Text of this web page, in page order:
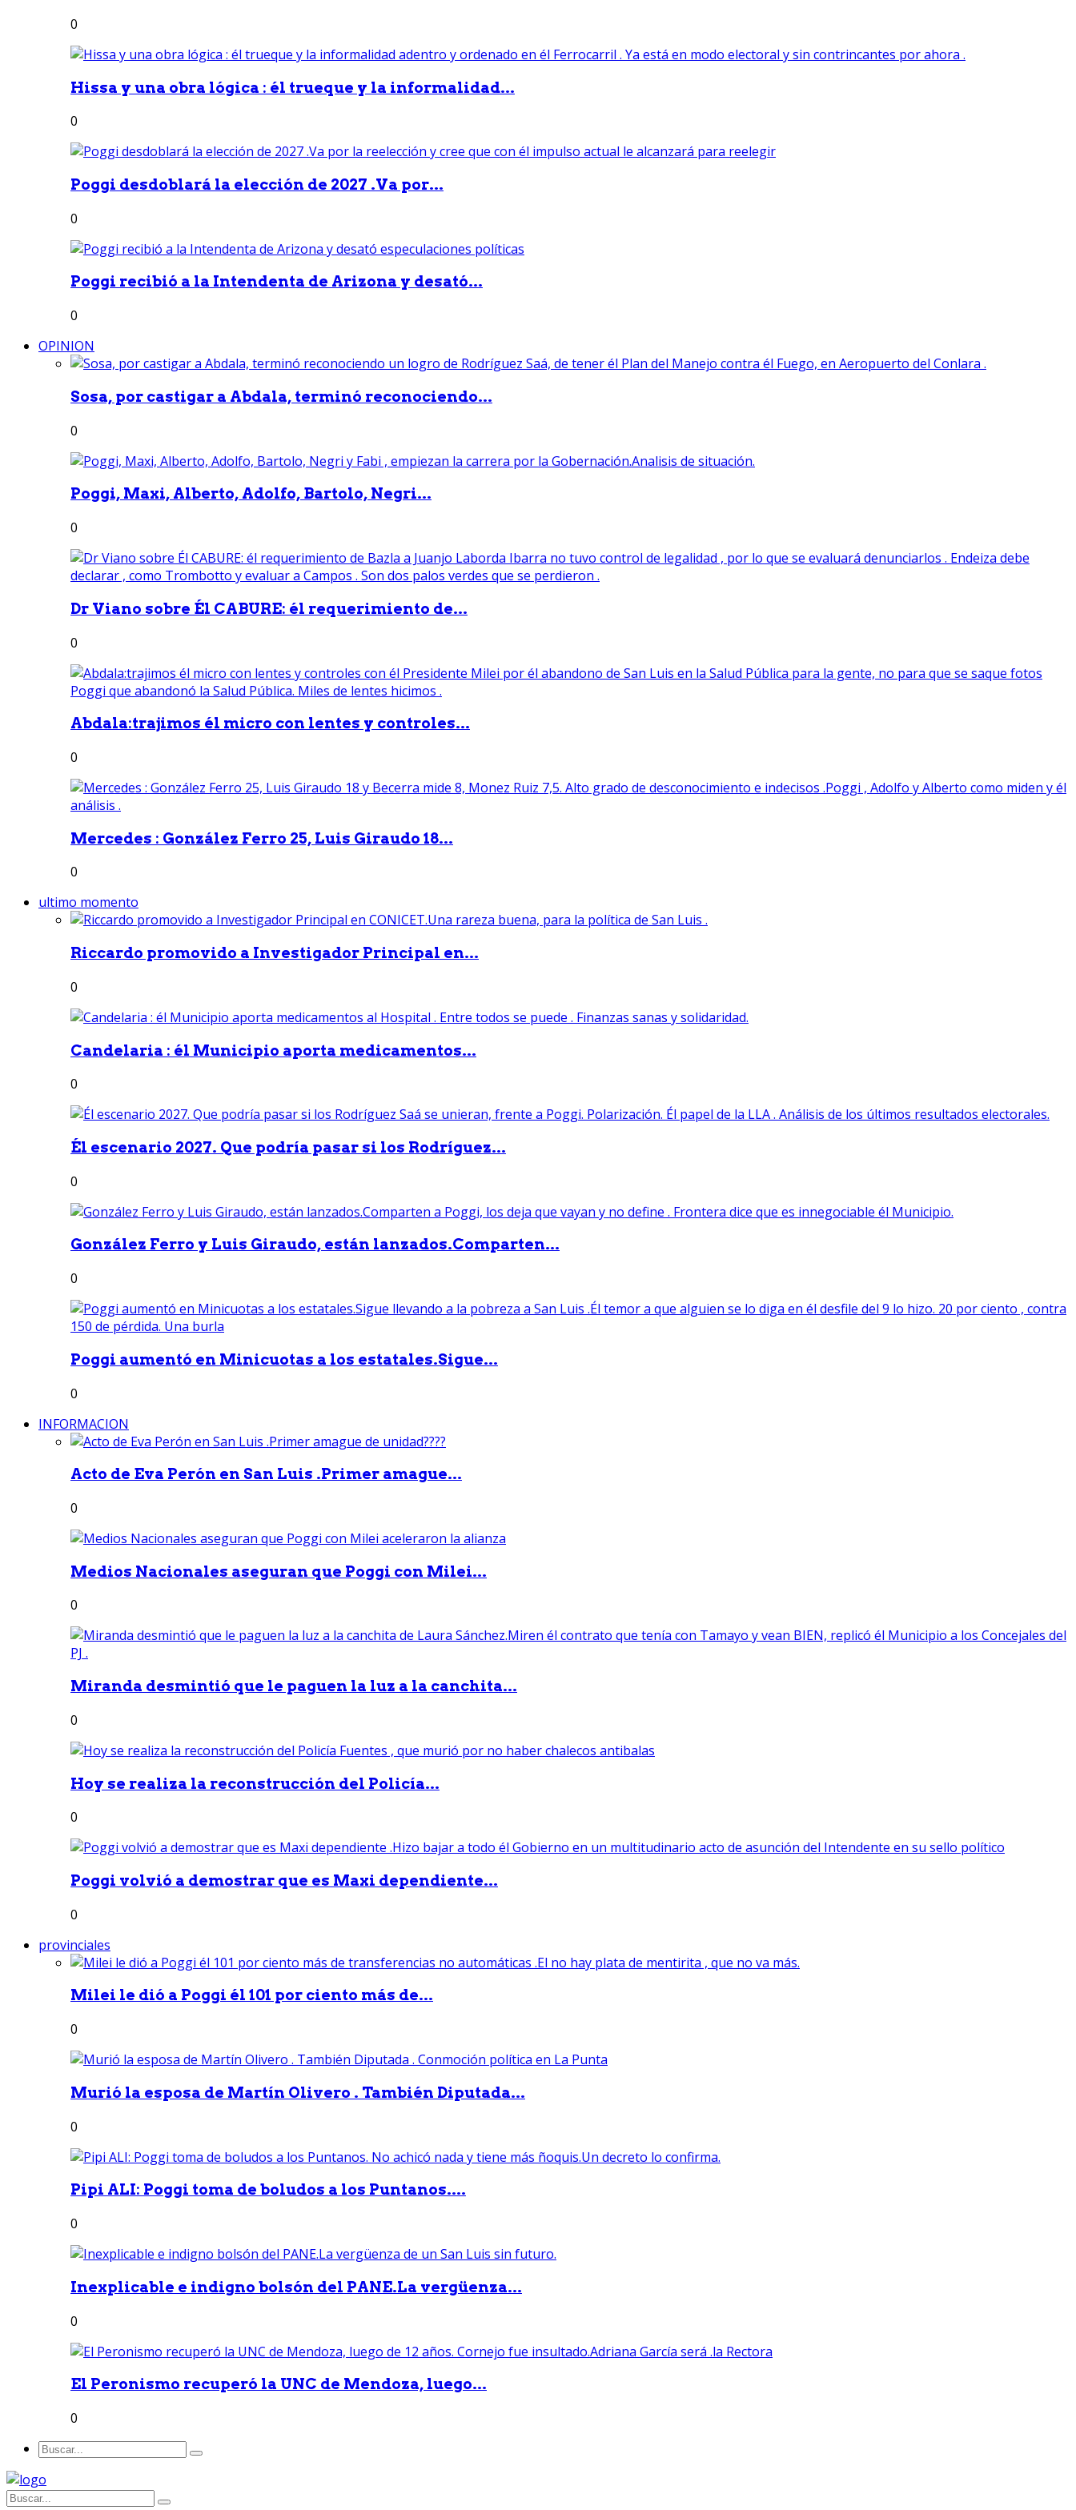
0
Hissa y una obra lógica : él trueque y la informalidad...
0
Poggi desdoblará la elección de 2027 .Va por...
0
Poggi recibió a la Intendenta de Arizona y desató...
0
OPINION
Sosa, por castigar a Abdala, terminó reconociendo...
0
Poggi, Maxi, Alberto, Adolfo, Bartolo, Negri...
0
Dr Viano sobre Él CABURE: él requerimiento de...
0
Abdala:trajimos él micro con lentes y controles...
0
Mercedes : González Ferro 25, Luis Giraudo 18...
0
ultimo momento
Riccardo promovido a Investigador Principal en...
0
Candelaria : él Municipio aporta medicamentos...
0
Él escenario 2027. Que podría pasar si los Rodríguez...
0
González Ferro y Luis Giraudo, están lanzados.Comparten...
0
Poggi aumentó en Minicuotas a los estatales.Sigue...
0
INFORMACION
Acto de Eva Perón en San Luis .Primer amague...
0
Medios Nacionales aseguran que Poggi con Milei...
0
Miranda desmintió que le paguen la luz a la canchita...
0
Hoy se realiza la reconstrucción del Policía...
0
Poggi volvió a demostrar que es Maxi dependiente...
0
provinciales
Milei le dió a Poggi él 101 por ciento más de...
0
Murió la esposa de Martín Olivero . También Diputada...
0
Pipi ALI: Poggi toma de boludos a los Puntanos....
0
Inexplicable e indigno bolsón del PANE.La vergüenza...
0
El Peronismo recuperó la UNC de Mendoza, luego...
0